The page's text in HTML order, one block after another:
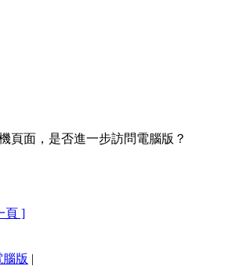
頁面，是否進一步訪問電腦版？
頁 ]
腦版 |